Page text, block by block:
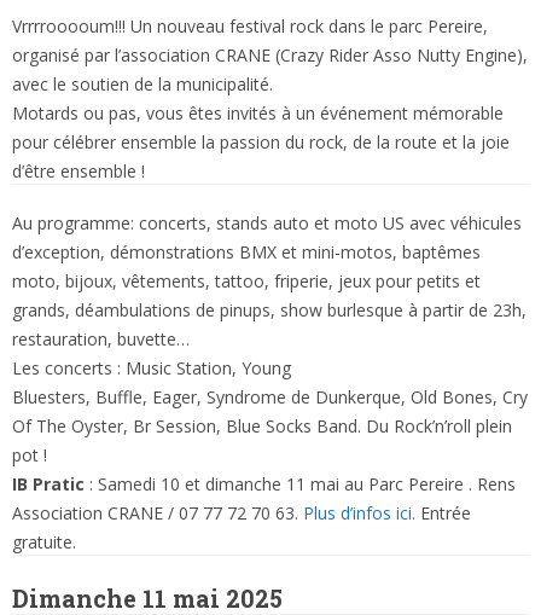
Vrrrrooooum!!! Un nouveau festival rock dans le parc Pereire,
organisé par l’association CRANE (Crazy Rider Asso Nutty Engine),
avec le soutien de la municipalité.
Motards ou pas, vous êtes invités à un événement mémorable
pour célébrer ensemble la passion du rock, de la route et la joie
d’être ensemble !
Au programme: concerts, stands auto et moto US avec véhicules
d’exception, démonstrations BMX et mini-motos, baptêmes
moto, bijoux, vêtements, tattoo, friperie, jeux pour petits et
grands, déambulations de pinups, show burlesque à partir de 23h,
restauration, buvette…
Les concerts : Music Station, Young
Bluesters, Buffle, Eager, Syndrome de Dunkerque, Old Bones, Cry
Of The Oyster, Br Session, Blue Socks Band. Du Rock’n’roll plein
pot !
IB Pratic : Samedi 10 et dimanche 11 mai au Parc Pereire . Rens
Association CRANE / 07 77 72 70 63. Plus d’infos ici. Entrée
gratuite.
Dimanche 11 mai 2025